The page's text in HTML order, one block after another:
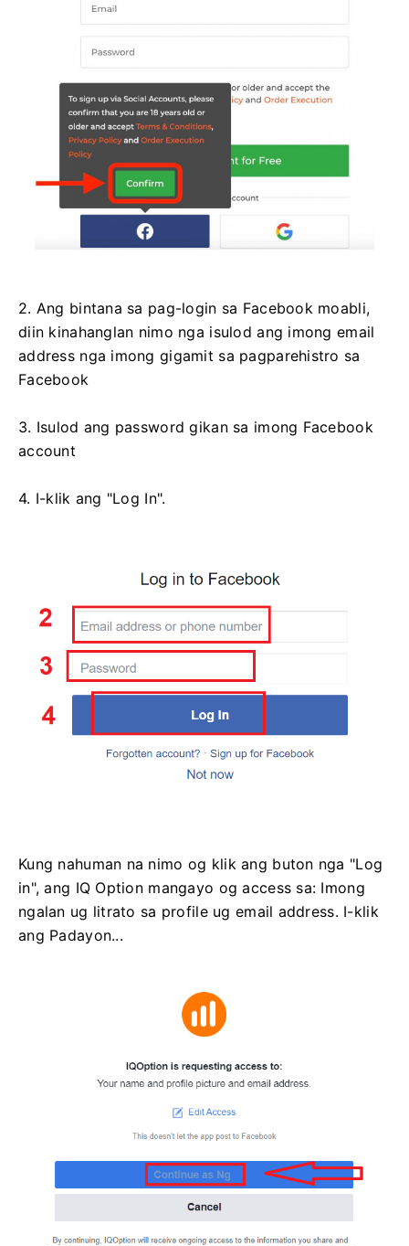
2. Ang bintana sa pag-login sa Facebook moabli,
diin kinahanglan nimo nga isulod ang imong email
address nga imong gigamit sa pagparehistro sa
Facebook
3. Isulod ang password gikan sa imong Facebook
account
4. I-klik ang "Log In".
Kung nahuman na nimo og klik ang buton nga "Log
in", ang IQ Option mangayo og access sa: Imong
ngalan ug litrato sa profile ug email address. I-klik
ang Padayon...